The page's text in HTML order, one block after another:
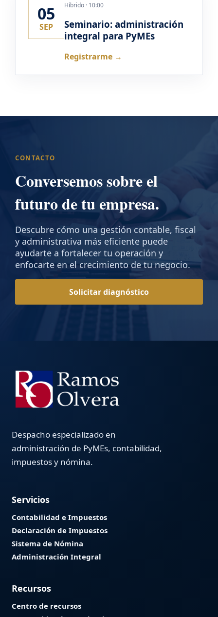
05
SEP
Híbrido · 10:00
Seminario: administración
integral para PyMEs
Registrarme →
CONTACTO
Conversemos sobre el
futuro de tu empresa.
Descubre cómo una gestión contable, fiscal
y administrativa más eficiente puede
ayudarte a fortalecer tu operación y
enfocarte en el crecimiento de tu negocio.
Solicitar diagnóstico
Despacho especializado en
administración de PyMEs, contabilidad,
impuestos y nómina.
Servicios
Contabilidad e Impuestos
Declaración de Impuestos
Sistema de Nómina
Administración Integral
Recursos
Centro de recursos